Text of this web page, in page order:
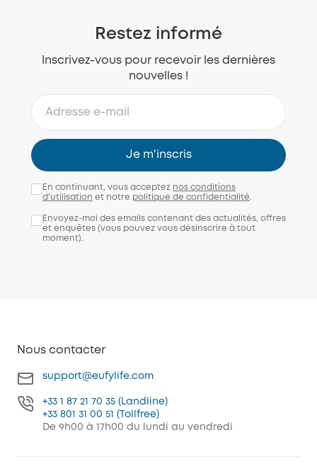
Restez informé
Inscrivez-vous pour recevoir les dernières
nouvelles !
Je m'inscris
En continuant, vous acceptez nos conditions
d'utilisation et notre politique de confidentialité.
Envoyez-moi des emails contenant des actualités, offres
et enquêtes (vous pouvez vous désinscrire à tout
moment).
Nous contacter
support@eufylife.com
+33 1 87 21 70 35 (Landline)
+33 801 31 00 51 (Tollfree)
De 9h00 à 17h00 du lundi au vendredi